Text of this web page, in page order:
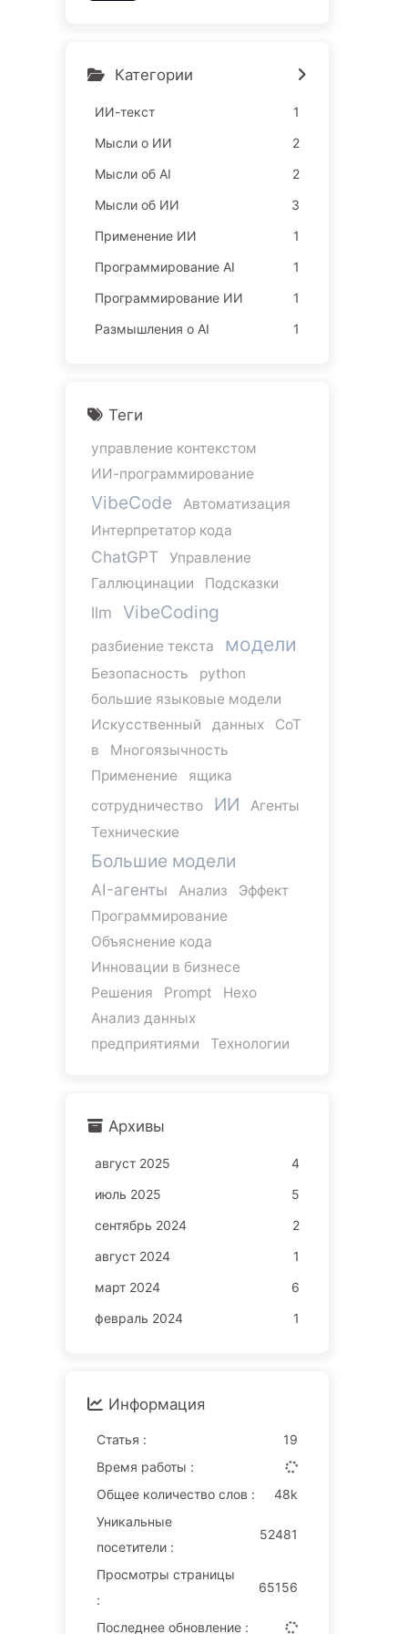
м, цифровые империи бе
ше время сосредоточенн
м ИИ166
Категории
ИИ-текст
1
Мысли о ИИ
2
Мысли об AI
2
Мысли об ИИ
3
Применение ИИ
1
Программирование AI
1
Программирование ИИ
1
Размышления о AI
1
Теги
управление контекстом
ИИ-программирование
VibeCode
Автоматизация
Интерпретатор кода
ChatGPT
Управление
Галлюцинации
Подсказки
llm VibeCoding
разбиение текста модели
Безопасность
python
большие языковые модели
Искусственный
данных
CoT
в
Многоязычность
Применение
ящика
сотрудничество
ИИ
Агенты
Технические
Большие модели
AI-агенты Анализ
Эффект
Программирование
Объяснение кода
Инновации в бизнесе
Решения
Prompt
Hexo
Анализ данных
предприятиями
Технологии
Архивы
август 2025
4
июль 2025
5
сентябрь 2024
2
август 2024
1
март 2024
6
февраль 2024
1
Информация
Статья :
19
Время работы :
Общее количество слов :
48k
Уникальные
посетители :
52481
Просмотры страницы
:
65156
Последнее обновление :